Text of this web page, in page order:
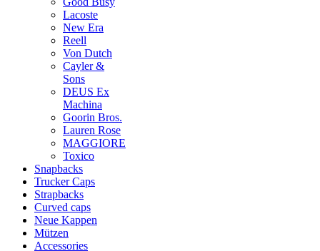
Lacoste
New Era
Reell
Von Dutch
Cayler &
Sons
DEUS Ex
Machina
Goorin Bros.
Lauren Rose
MAGGIORE
Toxico
Snapbacks
Trucker Caps
Strapbacks
Curved caps
Neue Kappen
Mützen
Accessories